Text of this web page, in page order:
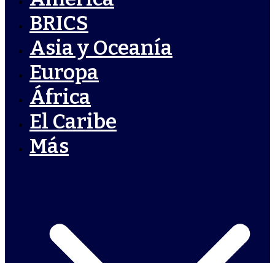
BRICS
Asia y Oceanía
Europa
África
El Caribe
Más